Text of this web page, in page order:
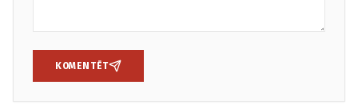
KOMENTĒT